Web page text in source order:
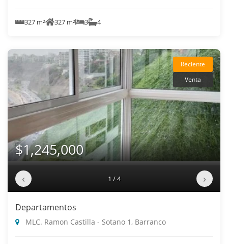
327 m² 327 m² 3 4
Reciente
Venta
$1,245,000
‹ 1 / 4 ›
Departamentos
MLC. Ramon Castilla - Sotano 1, Barranco